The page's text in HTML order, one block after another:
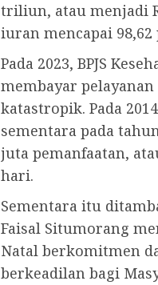
triliun, atau menjadi
iuran mencapai
Pada 2023, BPJS
membayar
katastropik. Pada
sementara pada
juta pemanfaatan,
hari.
Sementara itu
Faisal Situmorang
Natal berkomitmen
berkeadilan bagi